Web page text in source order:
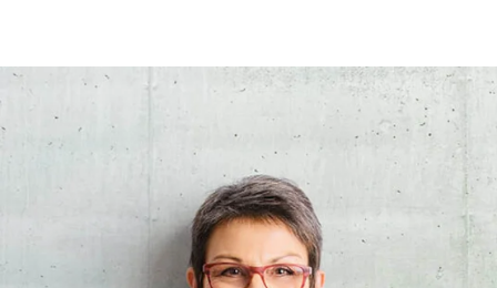
ersten rechtlich und wirtschaftlich
selbständigen Juniorenfirmen der
Bundesrepublik.